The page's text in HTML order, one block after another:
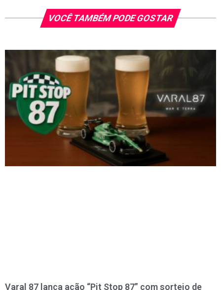
VOCÊ TAMBÉM PODE GOSTAR
Varal 87 lança ação “Pit Stop 87” com sorteio de